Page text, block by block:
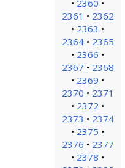
2360
2361
2362
2363
2364
2365
2366
2367
2368
2369
2370
2371
2372
2373
2374
2375
2376
2377
2378